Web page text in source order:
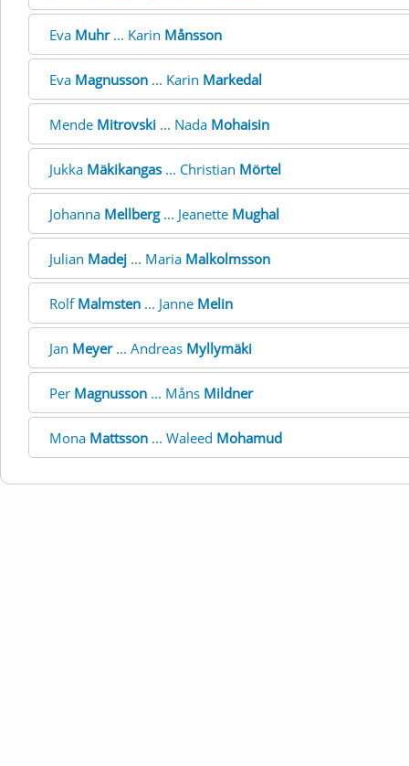
Eva Muhr... Karin Månsson
Eva Magnusson ... Karin Markedal
Mende Mitrovski ... Nada Mohaisin
Jukka Mäkikangas ... Christian Mörtel
Johanna Mellberg... Jeanette Mughal
Julian Madej ... Maria Malkolmsson
Rolf Malmsten ... Janne Melin
Jan Meyer... Andreas Myllymäki
Per Magnusson ... Måns Mildner
Mona Mattsson ... Waleed Mohamud